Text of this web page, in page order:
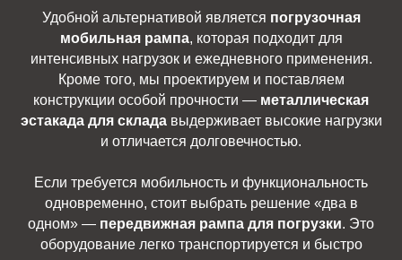
Удобной альтернативой является погрузочная
мобильная рампа, которая подходит для
интенсивных нагрузок и ежедневного применения.
Кроме того, мы проектируем и поставляем
конструкции особой прочности — металлическая
эстакада для складавыдерживает высокие нагрузки
и отличается долговечностью.
Если требуется мобильность и функциональность
одновременно, стоит выбрать решение «два в
одном» — передвижная рампа для погрузки. Это
оборудование легко транспортируется и быстро